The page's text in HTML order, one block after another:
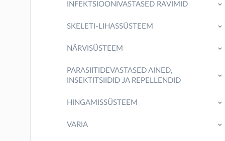
INFEKTSIOONIVASTASED RAVIMID
SKELETI-LIHASSÜSTEEM
NÄRVISÜSTEEM
PARASIITIDEVASTASED AINED,
INSEKTITSIIDID JA REPELLENDID
HINGAMISSÜSTEEM
VARIA